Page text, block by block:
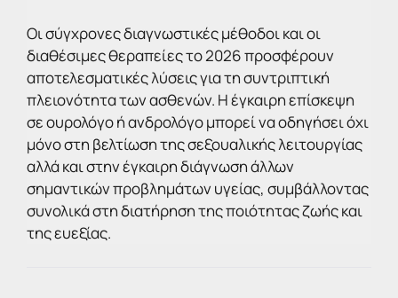
Οι σύγχρονες διαγνωστικές μέθοδοι και οι
διαθέσιμες θεραπείες το 2026 προσφέρουν
αποτελεσματικές λύσεις για τη συντριπτική
πλειονότητα των ασθενών. Η έγκαιρη επίσκεψη
σε ουρολόγο ή ανδρολόγο μπορεί να οδηγήσει όχι
μόνο στη βελτίωση της σεξουαλικής λειτουργίας
αλλά και στην έγκαιρη διάγνωση άλλων
σημαντικών προβλημάτων υγείας, συμβάλλοντας
συνολικά στη διατήρηση της ποιότητας ζωής και
της ευεξίας.